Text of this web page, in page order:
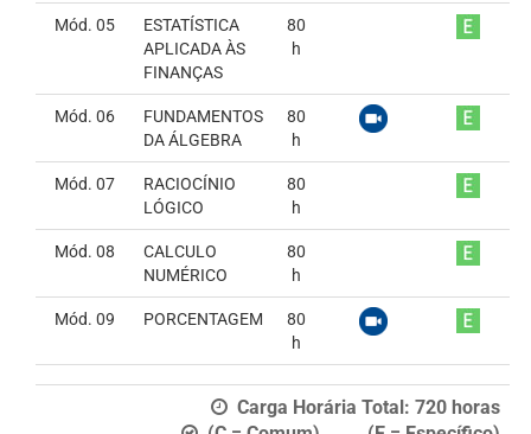
Mód. 05
ESTATÍSTICA
APLICADA ÀS
FINANÇAS
80
h
Mód. 06
FUNDAMENTOS
DA ÁLGEBRA
80
h
Mód. 07
RACIOCÍNIO
LÓGICO
80
h
Mód. 08
CALCULO
NUMÉRICO
80
h
Mód. 09 PORCENTAGEM
80
h
Carga Horária Total: 720 horas